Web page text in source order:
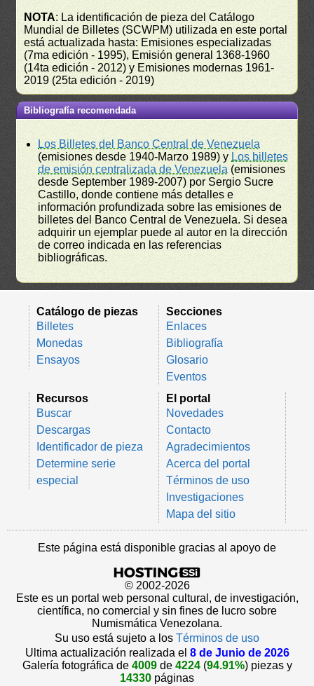
NOTA: La identificación de pieza del Catálogo
Mundial de Billetes (SCWPM) utilizada en este portal
está actualizada hasta: Emisiones especializadas
(7ma edición - 1995), Emisión general 1368-1960
(14ta edición - 2012) y Emisiones modernas 1961-
2019 (25ta edición - 2019)
Bibliografía recomendada
Los Billetes del Banco Central de Venezuela
(emisiones desde 1940-Marzo 1989) y Los billetes
de emisión centralizada de Venezuela (emisiones
desde September 1989-2007) por Sergio Sucre
Castillo, donde contiene más detalles e
información profundizada sobre las emisiones de
billetes del Banco Central de Venezuela. Si desea
adquirir un ejemplar puede al autor en la dirección
de correo indicada en las referencias
bibliográficas.
Catálogo de piezas
Billetes
Monedas
Ensayos
Secciones
Enlaces
Bibliografía
Glosario
Eventos
Recursos
Buscar
Descargas
Identificador de pieza
Determine serie
especial
El portal
Novedades
Contacto
Agradecimientos
Acerca del portal
Términos de uso
Investigaciones
Mapa del sitio
Este página está disponible gracias al apoyo de
© 2002-2026
Este es un portal web personal cultural, de investigación,
científica, no comercial y sin fines de lucro sobre
Numismática Venezolana.
Su uso está sujeto a los Términos de uso
Ultima actualización realizada el 8 de Junio de 2026
Galería fotográfica de 4009de 4224(94.91%) piezas y
14330 páginas